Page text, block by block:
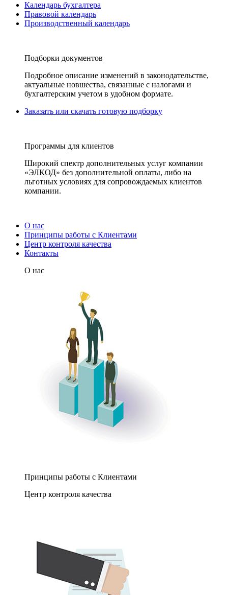
Календарь бухгалтера
Правовой календарь
Производственный календарь
Подборки документов
Подробное описание изменений в законодательстве,
актуальные новшества, связанные с налогами и
бухгалтерским учетом в удобном формате.
Заказать или скачать готовую подборку
Программы для клиентов
Широкий спектр дополнительных услуг компании
«ЭЛКОД» без дополнительной оплаты, либо на
льготных условиях для сопровождаемых клиентов
компании.
О нас
Принципы работы с Клиентами
Центр контроля качества
Контакты
О нас
Принципы работы с Клиентами
Центр контроля качества